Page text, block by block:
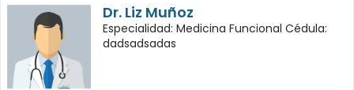
Dr. Liz Muñoz
Especialidad: Medicina Funcional Cédula:
dadsadsadas